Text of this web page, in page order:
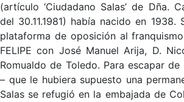
(artículo ‘Ciudadano Salas’ de Dña.
del 30.11.1981) había nacido en 1938.
plataforma de oposición al
FELIPE con José Manuel Arija, D.
Romualdo de Toledo. Para escapar
– que le hubiera supuesto una
Salas se refugió en la embajada de